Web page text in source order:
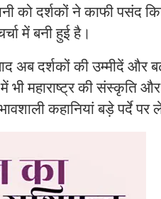
को दर्शकों ने काफी पसंद
में बनी हुई है।
अब दर्शकों की उम्मीदें और
महाराष्ट्र की संस्कृति और
कहानियां बड़े पर्दे